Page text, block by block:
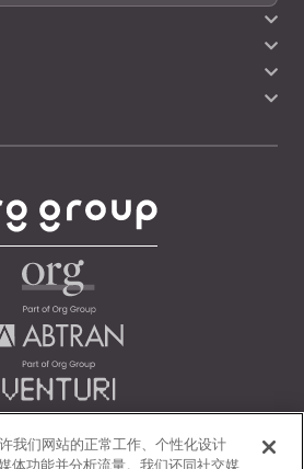
我们网站的正常工作、个性化设计